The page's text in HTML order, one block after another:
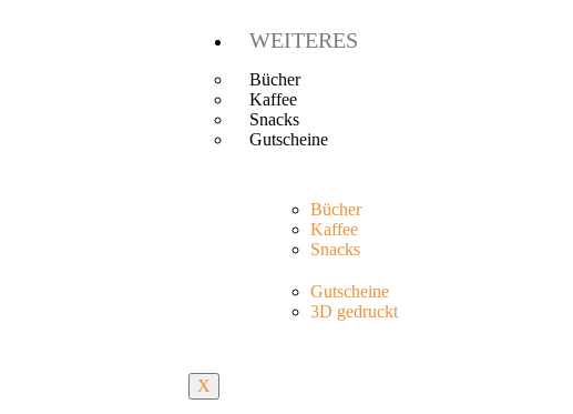
WEITERES
Bücher
Kaffee
Snacks
Gutscheine
Bücher
Kaffee
Snacks
Gutscheine
3D gedruckt
X